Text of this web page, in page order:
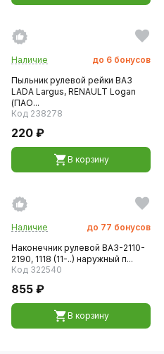
Наличие до 6 бонусов
Пыльник рулевой рейки ВАЗ
LADA Largus, RENAULT Logan
(ПАО...
Код 238278
220 ₽
В корзину
Наличие до 77 бонусов
Наконечник рулевой ВАЗ-2110-
2190, 1118 (11-..) наружный п...
Код 322540
855 ₽
В корзину